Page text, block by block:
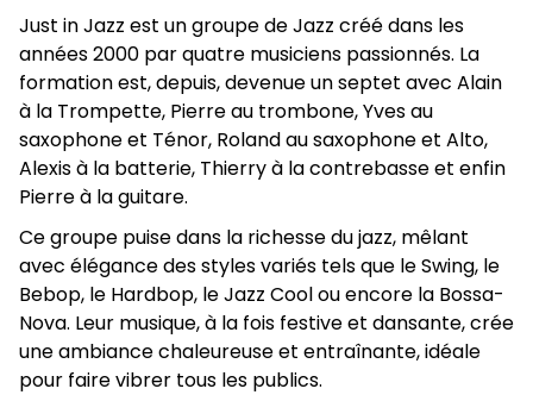
Just in Jazz est un groupe de Jazz créé dans les
années 2000 par quatre musiciens passionnés. La
formation est, depuis, devenue un septet avec Alain
à la Trompette, Pierre au trombone, Yves au
saxophone et Ténor, Roland au saxophone et Alto,
Alexis à la batterie, Thierry à la contrebasse et enfin
Pierre à la guitare.
Ce groupe puise dans la richesse du jazz, mêlant
avec élégance des styles variés tels que le Swing, le
Bebop, le Hardbop, le Jazz Cool ou encore la Bossa-
Nova. Leur musique, à la fois festive et dansante, crée
une ambiance chaleureuse et entraînante, idéale
pour faire vibrer tous les publics.